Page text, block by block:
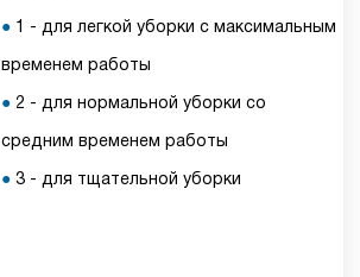
1 - для легкой уборки с максимальным
временем работы
2 - для нормальной уборки со
средним временем работы
3 - для тщательной уборки